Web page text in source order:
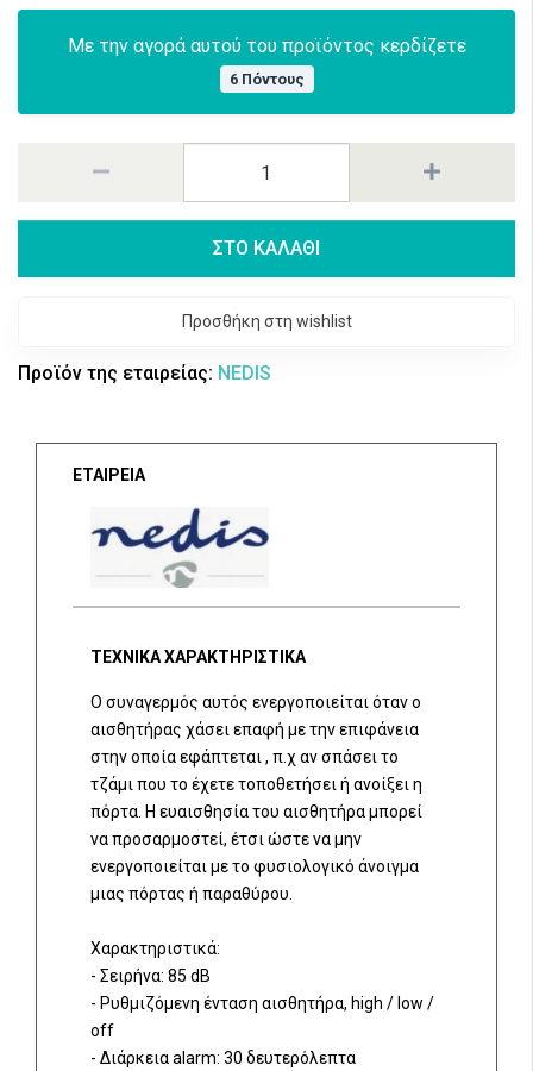
Με την αγορά αυτού του προϊόντος κερδίζετε
6 Πόντους
ΣΤΟ ΚΑΛΑΘΙ
Προσθήκη στη wishlist
Προϊόν της εταιρείας: NEDIS
ΕΤΑΙΡΕΙΑ
ΤΕΧΝΙΚΑ ΧΑΡΑΚΤΗΡΙΣΤΙΚΑ
Ο συναγερμός αυτός ενεργοποιείται όταν ο
αισθητήρας χάσει επαφή με την επιφάνεια
στην οποία εφάπτεται , π.χ αν σπάσει το
τζάμι που το έχετε τοποθετήσει ή ανοίξει η
πόρτα. H ευαισθησία του αισθητήρα μπορεί
να προσαρμοστεί, έτσι ώστε να μην
ενεργοποιείται με το φυσιολογικό άνοιγμα
μιας πόρτας ή παραθύρου.
Χαρακτηριστικά:
- Σειρήνα: 85 dB
- Ρυθμιζόμενη ένταση αισθητήρα, high / low /
off
- Διάρκεια alarm: 30 δευτερόλεπτα